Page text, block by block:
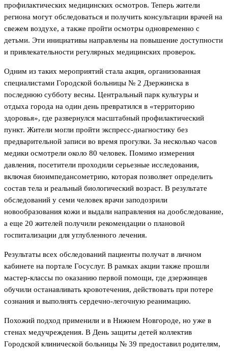
профилактических медицинских осмотров. Теперь жители
региона могут обследоваться и получить консультации врачей на
свежем воздухе, а также пройти осмотры одновременно с
детьми. Эти инициативы направлены на повышение доступности
и привлекательности регулярных медицинских проверок.
Одним из таких мероприятий стала акция, организованная
специалистами Городской больницы № 2 Дзержинска в
последнюю субботу весны. Центральный парк культуры и
отдыха города на один день превратился в «территорию
здоровья», где развернулся масштабный профилактический
пункт. Жители могли пройти экспресс-диагностику без
предварительной записи во время прогулки. За несколько часов
медики осмотрели около 80 человек. Помимо измерения
давления, посетители проходили серьезные исследования,
включая биоимпедансометрию, которая позволяет определить
состав тела и реальный биологический возраст. В результате
обследований у семи человек врачи заподозрили
новообразования кожи и выдали направления на дообследование,
а еще 20 жителей получили рекомендации о плановой
госпитализации для углубленного лечения.
Результаты всех обследований пациенты получат в личном
кабинете на портале Госуслуг. В рамках акции также прошли
мастер-классы по оказанию первой помощи, где дзержинцев
обучили останавливать кровотечения, действовать при потере
сознания и выполнять сердечно-легочную реанимацию.
Похожий подход применили и в Нижнем Новгороде, но уже в
стенах медучреждения. В День защиты детей коллектив
Городской клинической больницы № 39 предоставил родителям,